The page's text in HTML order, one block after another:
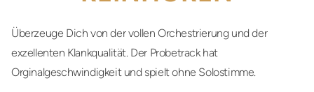
Überzeuge Dich von der vollen Orchestrierung und der
exzellenten Klankqualität. Der Probetrack hat
Orginalgeschwindigkeit und spielt ohne Solostimme.